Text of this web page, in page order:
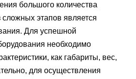
большого количества
этапов является
Для успешной
необходимо
как габариты, вес,
для осуществления